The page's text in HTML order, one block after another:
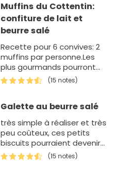
Muffins du Cottentin:
confiture de lait et
beurre salé
Recette pour 6 convives: 2
muffins par personne.Les
plus gourmands pourront
napper les muffins de
caramel de lait.
(15 notes)
Galette au beurre salé
très simple à réaliser et très
peu coûteux, ces petits
biscuits pourraient devenir
une mauvaise habitude...
(15 notes)